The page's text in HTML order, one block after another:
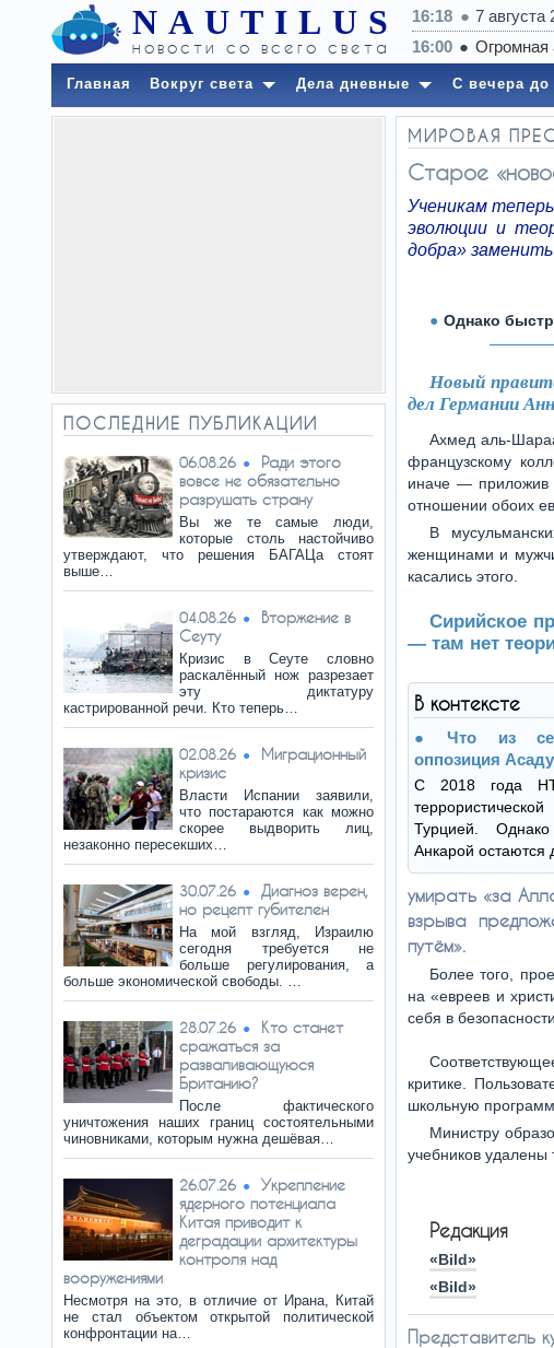
NAUTILUS
новости со всего света
16:18 7 августа
Главная Вокруг света Дела дневные С вечера до
ПОСЛЕДНИЕ ПУБЛИКАЦИИ
06.08.26
Ради этого
вовсе не обязательно
разрушать страну
Вы же те самые люди,
которые столь настойчиво
утверждают, что решения БАГАЦа стоят
выше…
04.08.26
Вторжение в
Сеуту
Кризис в Сеуте словно
раскалённый нож разрезает
эту диктатуру
кастрированной речи. Кто теперь…
02.08.26
Миграционный
кризис
Власти Испании заявили,
что постараются как можно
скорее выдворить лиц,
незаконно пересекших…
30.07.26
Диагноз верен,
но рецепт губителен
На мой взгляд, Израилю
сегодня требуется не
больше регулирования, а
больше экономической свободы. …
28.07.26
Кто станет
сражаться за
разваливающуюся
Британию?
После фактического
уничтожения наших границ состоятельными
чиновниками, которым нужна дешёвая…
26.07.26
Укрепление
ядерного потенциала
Китая приводит к
деградации архитектуры
контроля над
вооружениями
Несмотря на это, в отличие от Ирана, Китай
не стал объектом открытой политической
конфронтации на…
МИРОВАЯ
Старое
Ученикам
эволюции и
добра»
Однако
Новый
дел Германии
Ахмед аль-
французскому
иначе — приложив
отношении обоих
В
женщинами и
касались этого.
Сирийское
— там нет
В контексте
Что из
оппозиция
С 2018 года
Турцией.
Анкарой
умирать «за
взрыва
путём».
Более того,
на «евреев и
себя в
критике.
школьную
Министру
учебников удалены
Редакция
«Bild»
«Bild»
Представитель